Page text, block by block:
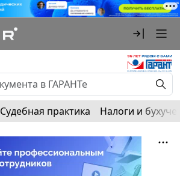
Судебная практика Налоги и